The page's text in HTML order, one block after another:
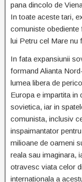
pana dincolo de
In toate aceste tari,
comuniste obediente
lui Petru cel Mare nu
In fata expansiunii
formand Alianta
lumea libera de
Europa e impartita in
sovietica, iar in
comunista, inclusiv
inspaimantator
milioane de oameni
reala sau imaginara,
otravesc viata celor
internationala a